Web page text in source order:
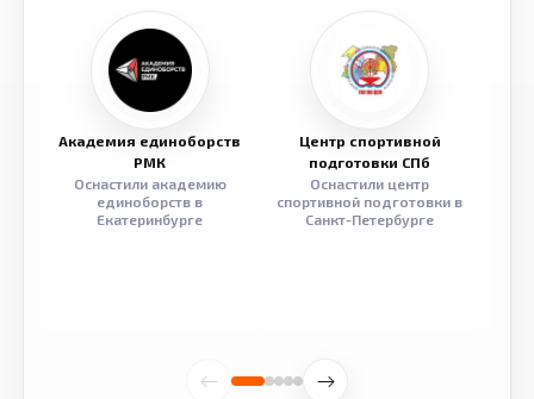
Академия единоборств
РМК
Оснастили академию
единоборств в
Екатеринбурге
Центр спортивной
подготовки СПб
Оснастили центр
спортивной подготовки в
Санкт-Петербурге